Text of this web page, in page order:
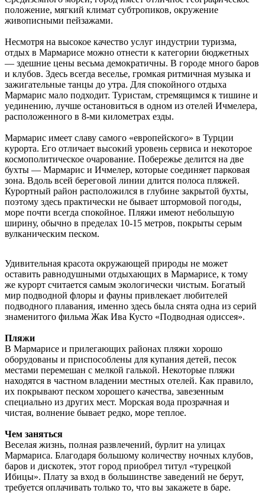
положение, мягкий климат субтропиков, окружение
живописными пейзажами.
Несмотря на высокое качество услуг индустрии туризма,
отдых в Мармарисе можно отнести к категории бюджетных
— здешние цены весьма демократичны. В городе много баров
и клубов. Здесь всегда веселье, громкая ритмичная музыка и
зажигательные танцы до утра. Для спокойного отдыха
Мармарис мало подходит. Туристам, стремящимся к тишине и
уединению, лучше остановиться в одном из отелей Ичмелера,
расположенного в 8-ми километрах езды.
Мармарис имеет славу самого «европейского» в Турции
курорта. Его отличает высокий уровень сервиса и некоторое
космополитическое очарование. Побережье делится на две
бухты — Мармарис и Ичмелер, которые соединяет парковая
зона. Вдоль всей береговой линии длится полоса пляжей.
Курортный район расположился в глубине закрытой бухты,
поэтому здесь практически не бывает штормовой погоды,
море почти всегда спокойное. Пляжи имеют небольшую
ширину, обычно в пределах 10-15 метров, покрыты серым
вулканическим песком.
Удивительная красота окружающей природы не может
оставить равнодушными отдыхающих в Мармарисе, к тому
же курорт считается самым экологически чистым. Богатый
мир подводной флоры и фауны привлекает любителей
подводного плавания, именно здесь была снята одна из серий
знаменитого фильма Жак Ива Кусто «Подводная одиссея».
Пляжи
В Мармарисе и прилегающих районах пляжи хорошо
оборудованы и приспособлены для купания детей, песок
местами перемешан с мелкой галькой. Некоторые пляжи
находятся в частном владении местных отелей. Как правило,
их покрывают песком хорошего качества, завезенным
специально из других мест. Морская вода прозрачная и
чистая, волнение бывает редко, море теплое.
Чем заняться
Веселая жизнь, полная развлечений, бурлит на улицах
Мармариса. Благодаря большому количеству ночных клубов,
баров и дискотек, этот город приобрел титул «турецкой
Ибицы». Плату за вход в большинстве заведений не берут,
требуется оплачивать только то, что вы закажете в баре.